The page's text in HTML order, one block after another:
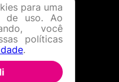
para uma
de uso. Ao
você
políticas
.